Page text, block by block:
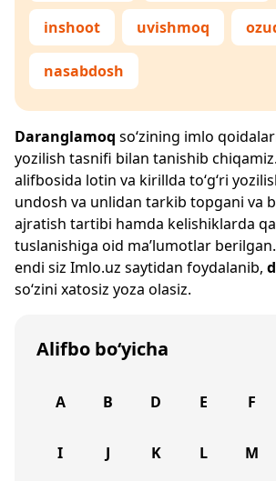
inshoot uvishmoq
nasabdosh
Daranglamoq so‘zining imlo
yozilish tasnifi bilan tanishib chiqamiz.
alifbosida lotin va kirillda to‘g‘ri
undosh va unlidan tarkib topgani va
ajratish tartibi hamda kelishiklarda
tuslanishiga oid ma’lumotlar berilgan.
endi siz Imlo.uz saytidan foydalanib,
so‘zini xatosiz yoza olasiz.
Alifbo bo‘yicha
A B D E F
I J K L M